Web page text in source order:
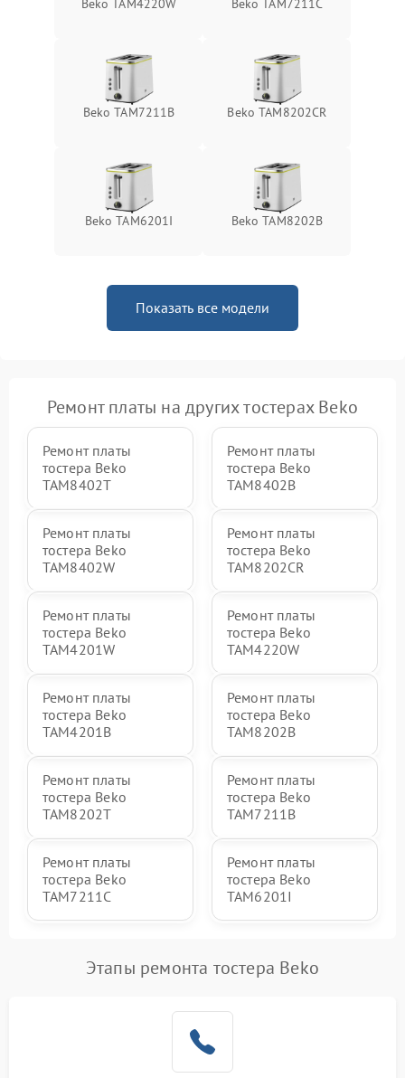
Beko TAM4220W Beko TAM7211C
Beko TAM7211B Beko TAM8202CR
Beko TAM6201I Beko TAM8202B
Показать все модели
Ремонт платы на других тостерах Beko
Ремонт платы
тостера Beko
TAM8402T
Ремонт платы
тостера Beko
TAM8402B
Ремонт платы
тостера Beko
TAM8402W
Ремонт платы
тостера Beko
TAM8202CR
Ремонт платы
тостера Beko
TAM4201W
Ремонт платы
тостера Beko
TAM4220W
Ремонт платы
тостера Beko
TAM4201B
Ремонт платы
тостера Beko
TAM8202B
Ремонт платы
тостера Beko
TAM8202T
Ремонт платы
тостера Beko
TAM7211B
Ремонт платы
тостера Beko
TAM7211C
Ремонт платы
тостера Beko
TAM6201I
Этапы ремонта тостера Beko